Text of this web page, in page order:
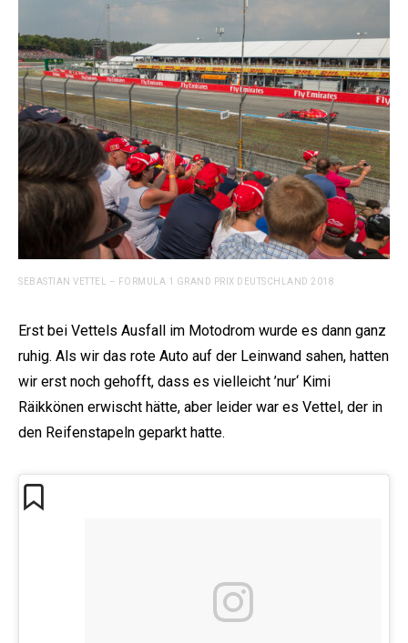
SEBASTIAN VETTEL – FORMULA 1 GRAND PRIX DEUTSCHLAND 2018
Erst bei Vettels Ausfall im Motodrom wurde es dann ganz
ruhig. Als wir das rote Auto auf der Leinwand sahen, hatten
wir erst noch gehofft, dass es vielleicht ’nur‘ Kimi
Räikkönen erwischt hätte, aber leider war es Vettel, der in
den Reifenstapeln geparkt hatte.